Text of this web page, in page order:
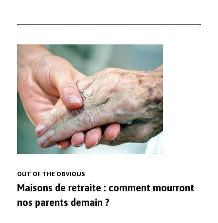
OUT OF THE OBVIOUS
Maisons de retraite : comment mourront
nos parents demain ?